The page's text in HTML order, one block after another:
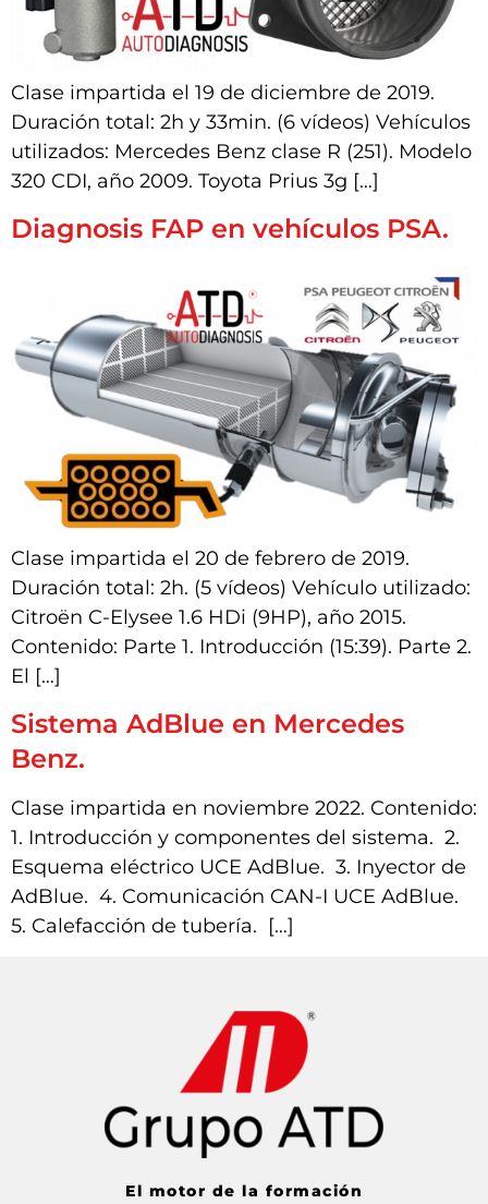
Clase impartida el 19 de diciembre de 2019.
Duración total: 2h y 33min. (6 vídeos) Vehículos
utilizados: Mercedes Benz clase R (251). Modelo
320 CDI, año 2009. Toyota Prius 3g […]
Diagnosis FAP en vehículos PSA.
Clase impartida el 20 de febrero de 2019.
Duración total: 2h. (5 vídeos) Vehículo utilizado:
Citroën C-Elysee 1.6 HDi (9HP), año 2015.
Contenido: Parte 1. Introducción (15:39). Parte 2.
El […]
Sistema AdBlue en Mercedes
Benz.
Clase impartida en noviembre 2022. Contenido:
1. Introducción y componentes del sistema. 2.
Esquema eléctrico UCE AdBlue. 3. Inyector de
AdBlue. 4. Comunicación CAN-I UCE AdBlue.
5. Calefacción de tubería. […]
El motor de la formación